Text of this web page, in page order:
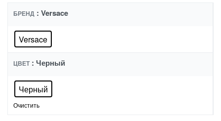
БРЕНД : Versace
Versace
ЦВЕТ : Черный
Черный
Очистить